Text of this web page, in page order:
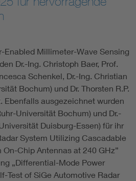
Enabled Millimeter-Wave Sensing
Dr.-Ing. Christoph Baer, Prof.
Schenkel, Dr.-Ing. Christian
Bochum) und Dr. Thorsten R.P.
Ebenfalls ausgezeichnet wurden
Universität Bochum) und Dr.-
Duisburg-Essen) für ihr
System Utilizing Cascadable
Chip Antennas at 240 GHz”
„Differential-Mode Power
Test of SiGe Automotive Radar